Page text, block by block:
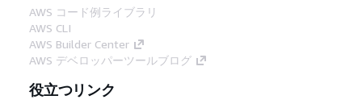
AWS コード例ライブラリ
AWS CLI
AWS Builder Center
AWS デベロッパーツールブログ
役立つリンク